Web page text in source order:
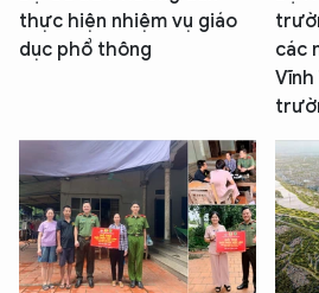
thực hiện nhiệm vụ giáo
dục phổ thông
các
Vĩnh